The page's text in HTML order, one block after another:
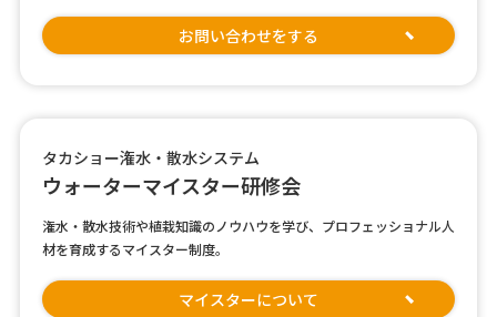
お問い合わせをする
タカショー潅水・散水システム
ウォーターマイスター研修会
潅水・散水技術や植栽知識のノウハウを学び、プロフェッショナル人
材を育成するマイスター制度。
マイスターについて